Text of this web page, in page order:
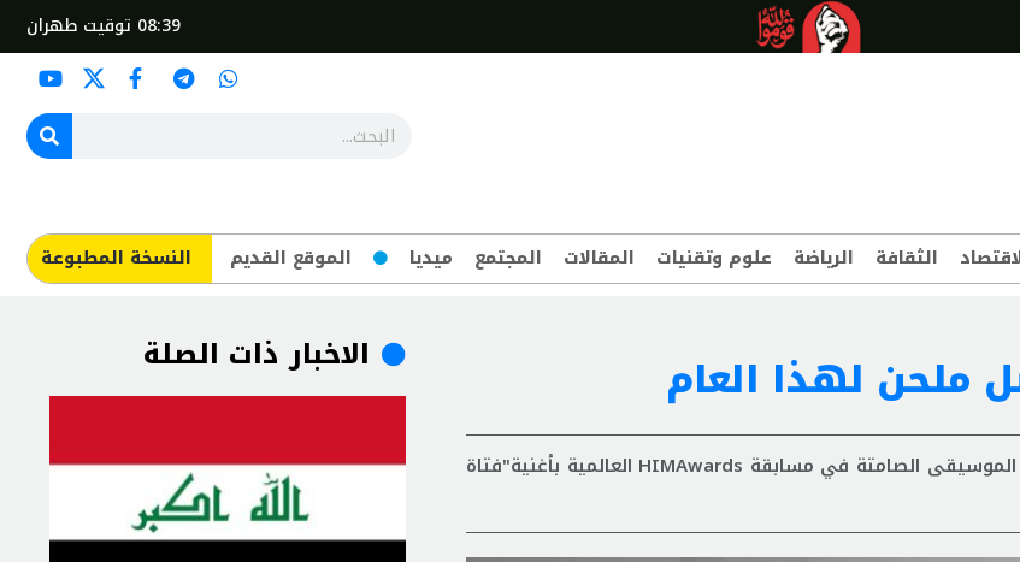
08:39 توقيت طهران
الثقافة الرياضة علوم وتقنيات المقالات المجتمع ميديا الموقع القديم ​النسخة المطبوعة
ملحن لهذا العام
تمّ ترشيح محمد رضا أزدري لجائزة أفضل ملحن لهذا العام في فئة الموسيقى الصامتة في مسابقة HIMAwards العالمية بأغنية"فتاة
الاخبار ذات الصلة